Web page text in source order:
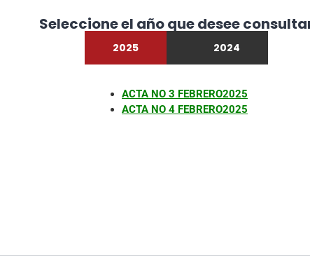
Seleccione el año que desee
2025 2024
ACTA NO 3 FEBRERO2025
ACTA NO 4 FEBRERO2025